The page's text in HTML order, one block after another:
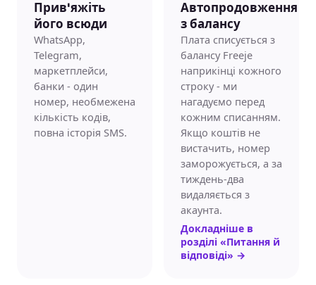
Прив'яжіть
його всюди
WhatsApp,
Telegram,
маркетплейси,
банки - один
номер, необмежена
кількість кодів,
повна історія SMS.
Автопродовження
з балансу
Плата списується з
балансу Freeje
наприкінці кожного
строку - ми
нагадуємо перед
кожним списанням.
Якщо коштів не
вистачить, номер
заморожується, а за
тиждень-два
видаляється з
акаунта.
Докладніше в
розділі «Питання й
відповіді» →